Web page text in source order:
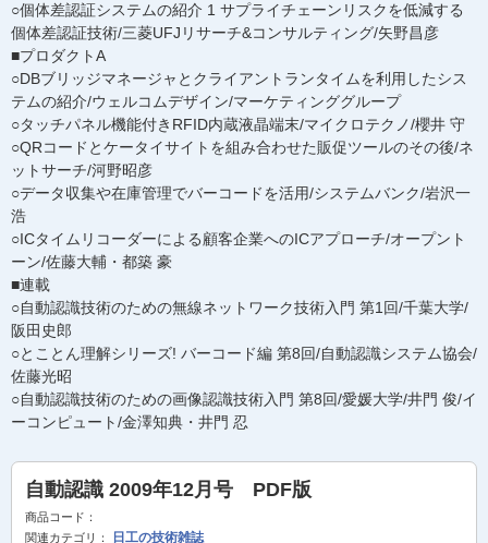
○個体差認証システムの紹介 1 サプライチェーンリスクを低減する
個体差認証技術/三菱UFJリサーチ&コンサルティング/矢野昌彦
■プロダクトA
○DBブリッジマネージャとクライアントランタイムを利用したシス
テムの紹介/ウェルコムデザイン/マーケティンググループ
○タッチパネル機能付きRFID内蔵液晶端末/マイクロテクノ/櫻井 守
○QRコードとケータイサイトを組み合わせた販促ツールのその後/ネ
ットサーチ/河野昭彦
○データ収集や在庫管理でバーコードを活用/システムバンク/岩沢一
浩
○ICタイムリコーダーによる顧客企業へのICアプローチ/オープント
ーン/佐藤大輔・都築 豪
■連載
○自動認識技術のための無線ネットワーク技術入門 第1回/千葉大学/
阪田史郎
○とことん理解シリーズ! バーコード編 第8回/自動認識システム協会/
佐藤光昭
○自動認識技術のための画像認識技術入門 第8回/愛媛大学/井門 俊/イ
ーコンピュート/金澤知典・井門 忍
自動認識 2009年12月号 PDF版
商品コード：
関連カテゴリ：
日工の技術雑誌